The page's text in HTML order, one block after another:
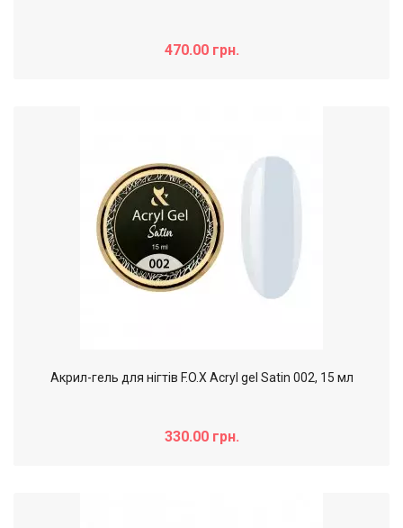
470.00 грн.
Акрил-гель для нігтів F.O.X Acryl gel Satin 002, 15 мл
330.00 грн.